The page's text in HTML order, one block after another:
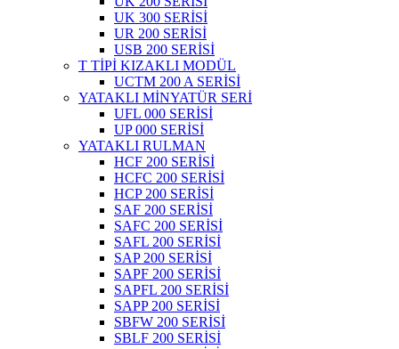
UK 300 SERİSİ
UR 200 SERİSİ
USB 200 SERİSİ
T TİPİ KIZAKLI MODÜL
UCTM 200 A SERİSİ
YATAKLI MİNYATÜR SERİ
UFL 000 SERİSİ
UP 000 SERİSİ
YATAKLI RULMAN
HCF 200 SERİSİ
HCFC 200 SERİSİ
HCP 200 SERİSİ
SAF 200 SERİSİ
SAFC 200 SERİSİ
SAFL 200 SERİSİ
SAP 200 SERİSİ
SAPF 200 SERİSİ
SAPFL 200 SERİSİ
SAPP 200 SERİSİ
SBFW 200 SERİSİ
SBLF 200 SERİSİ